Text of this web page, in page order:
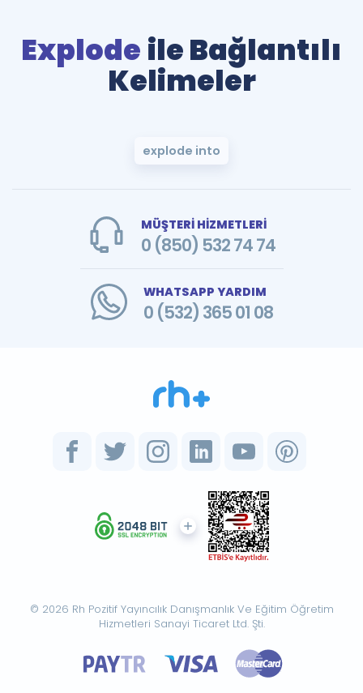
Explode ile Bağlantılı
Kelimeler
explode into
MÜŞTERİ HİZMETLERİ
0 (850) 532 74 74
WHATSAPP YARDIM
0 (532) 365 01 08
© 2026 Rh Pozitif Yayıncılık Danışmanlık Ve Eğitim Öğretim
Hizmetleri Sanayi Ticaret Ltd. Şti.